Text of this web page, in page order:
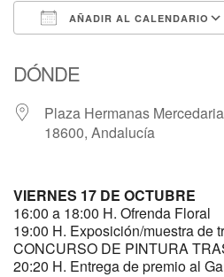
AÑADIR AL CALENDARIO
DÓNDE
Plaza Hermanas
18600, Andalucía
VIERNES 17 DE OCTUBRE
16:00 a 18:00 H. Ofrenda Floral
19:00 H. Exposición/muestra de
CONCURSO DE PINTURA
20:20 H. Entrega de premio al